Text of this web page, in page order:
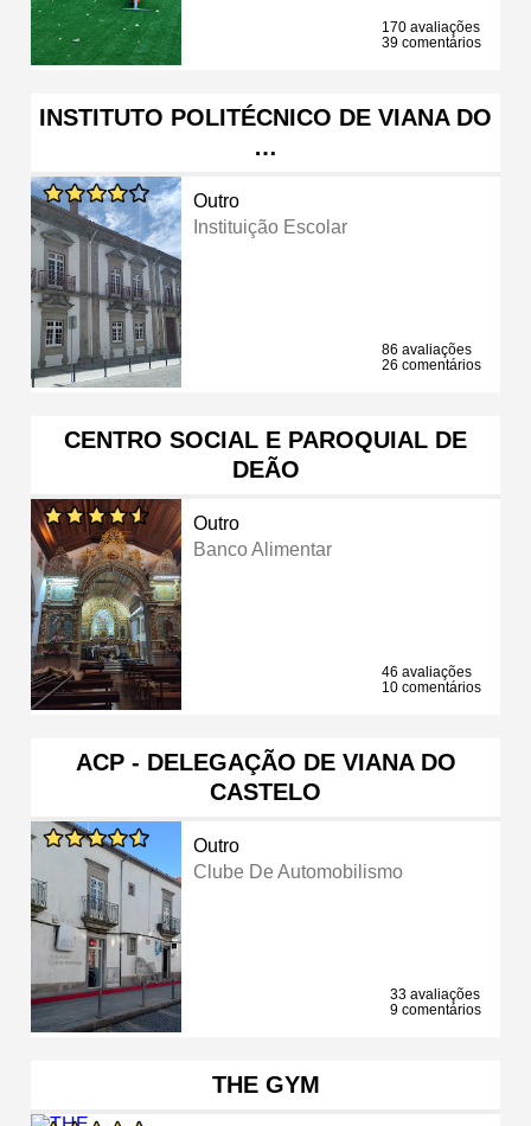
170 avaliações
39 comentários
INSTITUTO POLITÉCNICO DE VIANA DO
…
Outro
Instituição Escolar
86 avaliações
26 comentários
CENTRO SOCIAL E PAROQUIAL DE
DEÃO
Outro
Banco Alimentar
46 avaliações
10 comentários
ACP - DELEGAÇÃO DE VIANA DO
CASTELO
Outro
Clube De Automobilismo
33 avaliações
9 comentários
THE GYM